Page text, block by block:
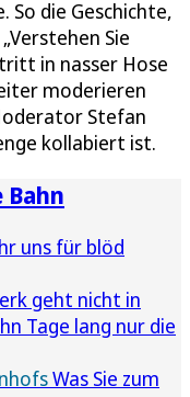
So die Geschichte,
Sie
in nasser Hose
moderieren
Stefan
kollabiert ist.
Bahn
uns für blöd
geht nicht in
Tage lang nur die
Was Sie zum